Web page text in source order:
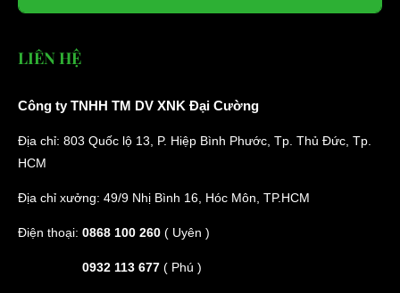
LIÊN HỆ
Công ty TNHH TM DV XNK Đại Cường
Địa chỉ: 803 Quốc lộ 13, P. Hiệp Bình Phước, Tp. Thủ Đức, Tp.
HCM
Địa chỉ xưởng: 49/9 Nhị Bình 16, Hóc Môn, TP.HCM
Điện thoại: 0868 100 260 ( Uyên )
0932 113 677 ( Phú )